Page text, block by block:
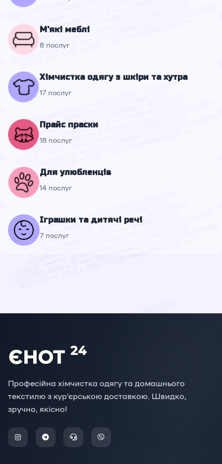
М'які меблі
8 послуг
Хімчистка одягу з шкіри та хутра
17 послуг
Прайс праски
18 послуг
Для улюбленців
14 послуг
Іграшки та дитячі речі
7 послуг
Професійна хімчистка одягу та домашнього
текстилю з кур'єрською доставкою. Швидко,
зручно, якісно!